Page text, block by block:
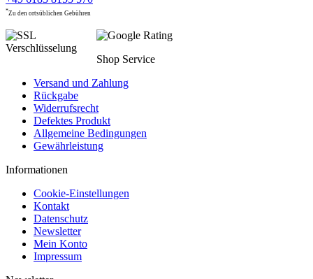
*Zu den ortsüblichen Gebühren
Shop Service
Versand und Zahlung
Rückgabe
Widerrufsrecht
Defektes Produkt
Allgemeine Bedingungen
Gewährleistung
Informationen
Cookie-Einstellungen
Kontakt
Datenschutz
Newsletter
Mein Konto
Impressum